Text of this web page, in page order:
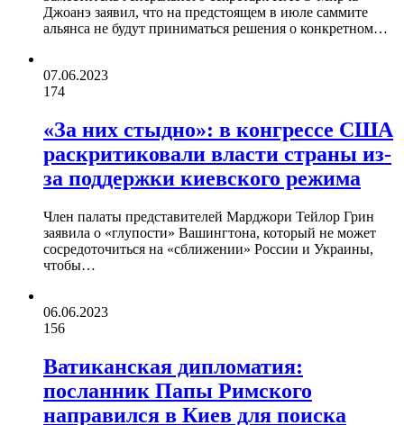
Джоанэ заявил, что на предстоящем в июле саммите
альянса не будут приниматься решения о конкретном…
07.06.2023
174
«За них стыдно»: в конгрессе США
раскритиковали власти страны из-
за поддержки киевского режима
Член палаты представителей Марджори Тейлор Грин
заявила о «глупости» Вашингтона, который не может
сосредоточиться на «сближении» России и Украины,
чтобы…
06.06.2023
156
Ватиканская дипломатия:
посланник Папы Римского
направился в Киев для поиска